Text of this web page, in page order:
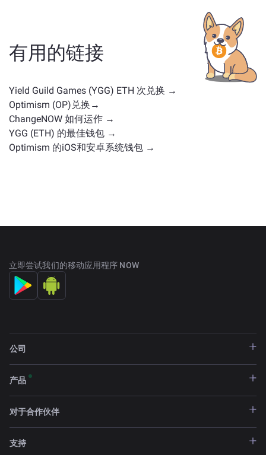
实用代币、治理币或其他类型。常见的替代方案包括具
有类似用途或市场定位的其他加密货币。请查看主交换
页面上所有可供兑换的资产。
有用的链接
Yield Guild Games (YGG) ETH 次兑换 →
Optimism (OP)兑换→
ChangeNOW 如何运作 →
YGG (ETH) 的最佳钱包 →
Optimism 的iOS和安卓系统钱包 →
立即尝试我们的移动应用程序 NOW
公司
产品
对于合作伙伴
支持